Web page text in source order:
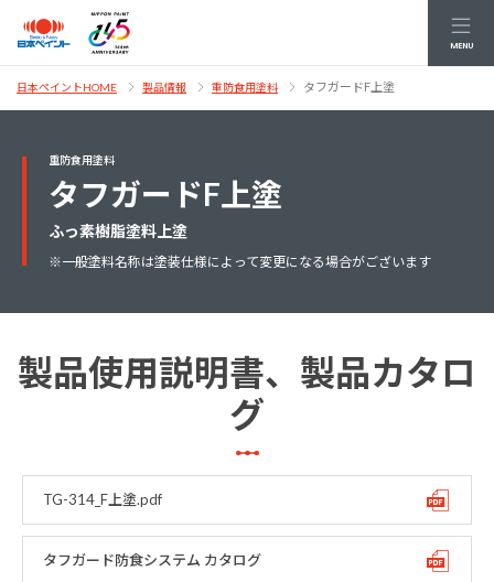
MENU
日本ペイントHOME 製品情報 重防食用塗料 タフガードF上塗
重防食用塗料
タフガードF上塗
ふっ素樹脂塗料上塗
※一般塗料名称は塗装仕様によって変更になる場合がございます
製品使用説明書、製品カタロ
グ
TG-314_F上塗.pdf
タフガード防食システム カタログ